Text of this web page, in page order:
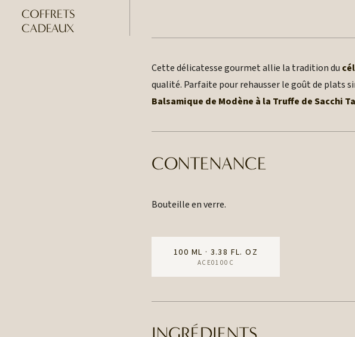
COFFRETS
CADEAUX
Cette délicatesse gourmet allie la tradition du
qualité. Parfaite pour rehausser le goût de plats
Balsamique de Modène à la Truffe de Sacchi
CONTENANCE
Bouteille en verre.
100 ML · 3.38 FL. OZ
ACE0100C